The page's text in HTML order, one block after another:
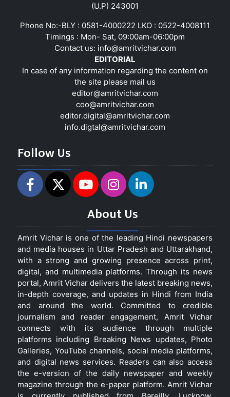
(U.P) 243001
Phone No:-BLY : 0581-4000222 LKO : 0522-4008111
Timings : Mon- Sat, 09:00am-06:00pm
Contact us: info@amritvichar.com
EDITORIAL
In case of any information regarding the content on
the site please mail us
editor@amritvichar.com
coo@amritvichar.com
editor.digital@amritvichar.com
info.digtal@amritvichar.com
Follow Us
About Us
Amrit Vichar is one of the leading Hindi newspapers
and media houses in Uttar Pradesh and Uttarakhand,
with a strong and growing presence across print,
digital, and multimedia platforms. Through its news
portal, Amrit Vichar delivers the latest breaking news,
in-depth coverage, and updates in Hindi from India
and around the world. Committed to credible
journalism and reader engagement, Amrit Vichar
connects with its audience through multiple
platforms including Breaking News updates, Photo
Galleries, YouTube channels, social media platforms,
and digital news services. Readers can also access
the e-version of the daily newspaper and weekly
magazine through the e-paper platform. Amrit Vichar